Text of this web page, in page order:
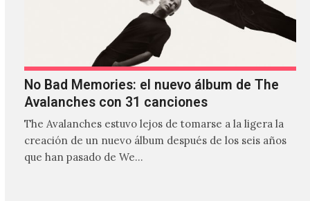
No Bad Memories: el nuevo álbum de The
Avalanches con 31 canciones
The Avalanches estuvo lejos de tomarse a la ligera la
creación de un nuevo álbum después de los seis años
que han pasado de We…